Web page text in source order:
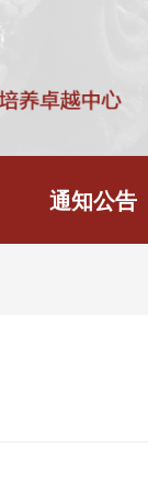
通知公告